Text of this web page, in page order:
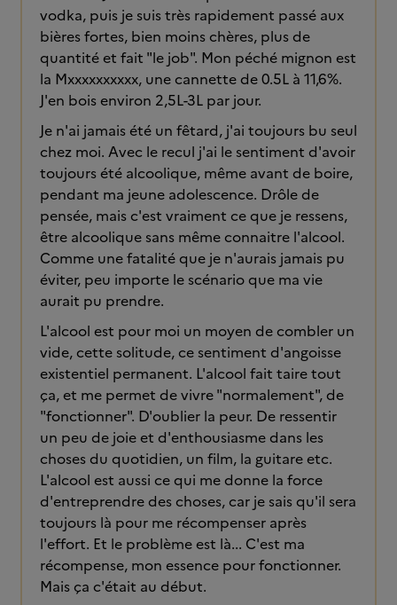
vodka, puis je suis très rapidement passé aux
bières fortes, bien moins chères, plus de
quantité et fait "le job". Mon péché mignon est
la Mxxxxxxxxxx, une cannette de 0.5L à 11,6%.
J'en bois environ 2,5L-3L par jour.
Je n'ai jamais été un fêtard, j'ai toujours bu seul
chez moi. Avec le recul j'ai le sentiment d'avoir
toujours été alcoolique, même avant de boire,
pendant ma jeune adolescence. Drôle de
pensée, mais c'est vraiment ce que je ressens,
être alcoolique sans même connaitre l'alcool.
Comme une fatalité que je n'aurais jamais pu
éviter, peu importe le scénario que ma vie
aurait pu prendre.
L'alcool est pour moi un moyen de combler un
vide, cette solitude, ce sentiment d'angoisse
existentiel permanent. L'alcool fait taire tout
ça, et me permet de vivre "normalement", de
"fonctionner". D'oublier la peur. De ressentir
un peu de joie et d'enthousiasme dans les
choses du quotidien, un film, la guitare etc.
L'alcool est aussi ce qui me donne la force
d'entreprendre des choses, car je sais qu'il sera
toujours là pour me récompenser après
l'effort. Et le problème est là... C'est ma
récompense, mon essence pour fonctionner.
Mais ça c'était au début.